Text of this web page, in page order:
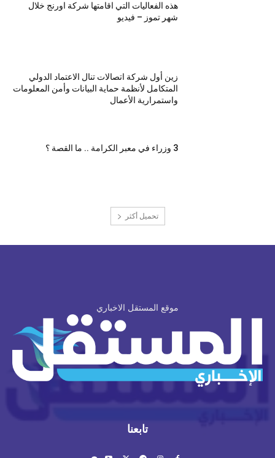
هذه الفعاليات التي اقامتها شركة اورنج خلال
شهر تموز – فيديو
زين أول شركة اتصالات تنال الاعتماد الدولي
المتكامل لأنظمة حماية البيانات وأمن المعلومات
واستمرارية الأعمال
3 وزراء في معبر الكرامة .. ما القصة ؟
تحميل أكثر
موقع المستقل الاخباري
تابعنا